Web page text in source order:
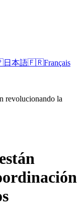
日本語🇫🇷Français
revolucionando la